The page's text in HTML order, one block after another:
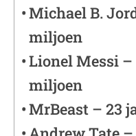
Michael B.
miljoen
Lionel Messi –
miljoen
MrBeast – 23